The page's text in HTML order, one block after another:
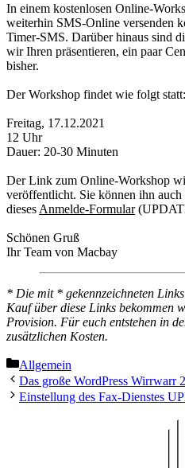
In einem kostenlosen Online-
weiterhin SMS-Online versenden
Timer-SMS. Darüber hinaus sind
wir Ihren präsentieren, ein paar
bisher.
Der Workshop findet wie folgt statt:
Freitag, 17.12.2021
12 Uhr
Dauer: 20-30 Minuten
Der Link zum Online-Workshop
veröffentlicht. Sie können ihn
dieses Anmelde-Formular
Schönen Gruß
Ihr Team von Macbay
* Die mit * gekennzeichneten
Kauf über diese Links bekommen
Provision. Für euch entstehen in
zusätzlichen Kosten.
Kategorien
Allgemein
Das große WordPress Wirrwarr
Einstellung des Fax-Dienstes